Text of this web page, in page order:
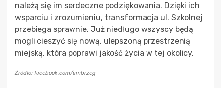
należą się im serdeczne podziękowania. Dzięki ich
wsparciu i zrozumieniu, transformacja ul. Szkolnej
przebiega sprawnie. Już niedługo wszyscy będą
mogli cieszyć się nową, ulepszoną przestrzenią
miejską, która poprawi jakość życia w tej okolicy.
Źródło: facebook.com/umbrzeg